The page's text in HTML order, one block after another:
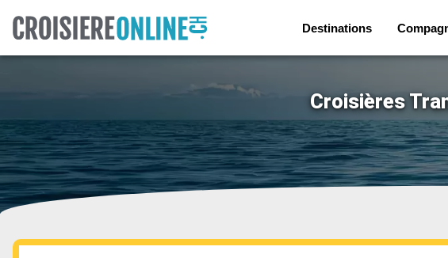
Destinations
Croisières